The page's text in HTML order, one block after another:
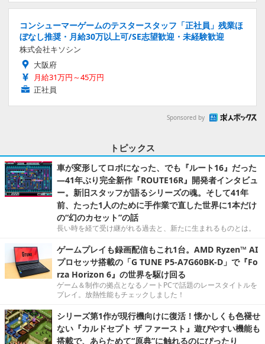
コンシューマーゲームのテスタースタッフ「正社員」残業ほ
ぼなし推奨・月給30万以上可/SE志望歓迎・未経験歓迎
株式会社キソシン
大阪府
月給31万円～45万円
正社員
Sponsored by
トピックス
車が変形してロボになった、でも『ルート16』だった
―41年ぶり完全新作『ROUTE16R』開発者インタビュ
ー。新旧スタッフが語るシリーズの魂。そして41年
前、たった1人のために手作業で直した世界に1本だけ
の“幻のカセット”の話
長い時を経て受け継がれる過去と、新たに生まれるものとは。
ゲームプレイも録画配信もこれ1台。AMD Ryzen™ AI
プロセッサ搭載の「G TUNE P5-A7G60BK-D」で『Fo
rza Horizon 6』の世界を駆け回る
ゲーム＆制作の拠点となるノートPCで話題のレースタイトルを
プレイ。放熱性能もチェックしました！
シリーズ第1作が現行機向けに復活！懐かしくも色褪せ
ない『カルドセプト ザ ファースト』遊びやすい機能も
搭載で、あらためて“原典”に触れるのにぴったり